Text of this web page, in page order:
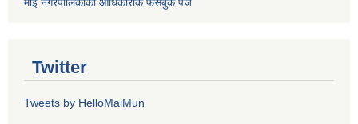
Twitter
Tweets by HelloMaiMun